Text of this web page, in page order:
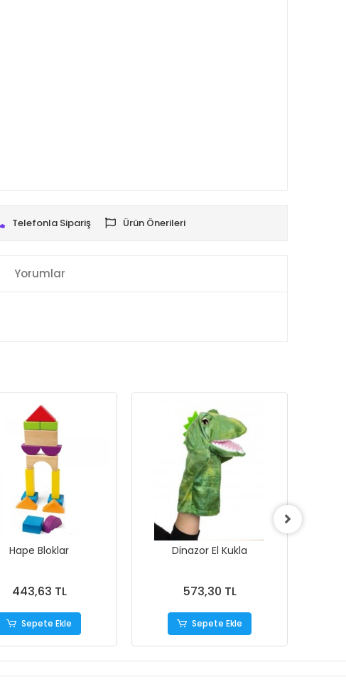
Telefonla Sipariş Ürün Önerileri
Yorumlar
Hape Bloklar
443,63 TL
Sepete Ekle
Dinazor El Kukla
573,30 TL
Sepete Ekle